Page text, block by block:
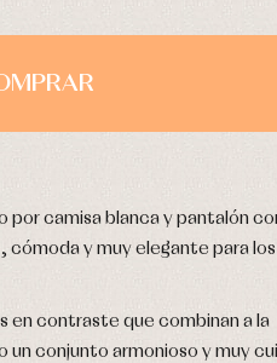
por camisa blanca y pantalón
y muy elegante para los
en contraste que combinan a la
conjunto armonioso y muy